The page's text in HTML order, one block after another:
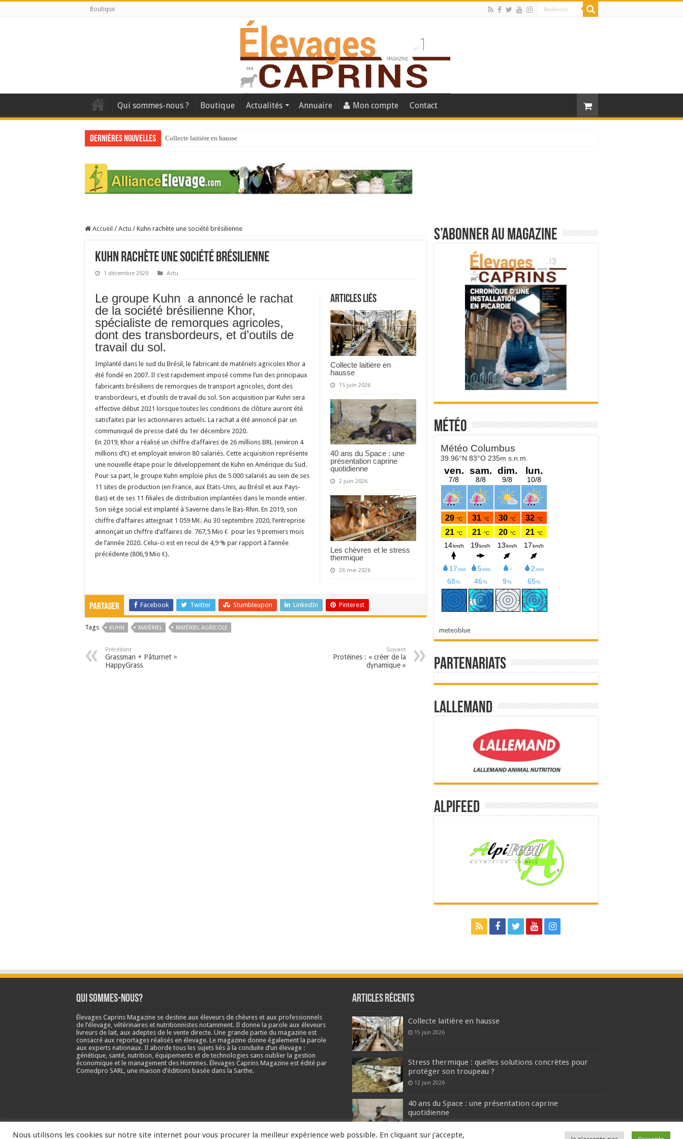
Boutique
Qui sommes-nous ? Boutique Actualités Annuaire Mon compte Contact
Dernières nouvelles Collecte laitière en hausse
40 ans du Space : une présentation caprine quotidienne
Les chèvres et le stress thermique
Accueil / Actu / Kuhn rachète une société brésilienne
Kuhn rachète une société brésilienne
1 décembre 2020 Actu
Articles liés
Collecte laitière en
hausse
15 juin 2026
40 ans du Space : une
présentation caprine
quotidienne
2 juin 2026
Les chèvres et le stress
thermique
26 mai 2026
Le groupe Kuhn a annoncé le rachat
de la société brésilienne Khor,
spécialiste de remorques agricoles,
dont des transbordeurs, et d’outils de
travail du sol.
Implanté dans le sud du Brésil, le fabricant de matériels agricoles Khor a
été fondé en 2007. Il s’est rapidement imposé comme l’un des principaux
fabricants brésiliens de remorques de transport agricoles, dont des
transbordeurs, et d’outils de travail du sol. Son acquisition par Kuhn sera
effective début 2021 lorsque toutes les conditions de clôture auront été
satisfaites par les actionnaires actuels. La rachat a été annoncé par un
communiqué de presse daté du 1er décembre 2020.
En 2019, Khor a réalisé un chiffre d’affaires de 26 millions BRL (environ 4
millions d’€) et employait environ 80 salariés. Cette acquisition représente
une nouvelle étape pour le développement de Kuhn en Amérique du Sud.
Pour sa part, le groupe Kuhn emploie plus de 5 000 salariés au sein de ses
11 sites de production (en France, aux Etats-Unis, au Brésil et aux Pays-
Bas) et de ses 11 filiales de distribution implantées dans le monde entier.
Son siège social est implanté à Saverne dans le Bas-Rhin. En 2019, son
chiffre d’affaires atteignait 1 059 M€. Au 30 septembre 2020, l’entreprise
annonçait un chiffre d’affaires de 767,5 Mio € pour les 9 premiers mois
de l’année 2020. Celui-ci est en recul de 4,9 % par rapport à l’année
précédente (806,9 Mio €).
Partager Facebook Twitter Stumbleupon LinkedIn Pinterest
Tags KUHN MATÉRIEL MATÉRIEL AGRICOLE
Précédent
Grassman + Pâturnet =
HappyGrass
Suivant
Protéines : « créer de la
dynamique »
S’abonner au magazine
Météo
meteoblue
Partenariats
Lallemand
Alpifeed
Qui sommes-nous?
Élevages Caprins Magazine se destine aux éleveurs de chèvres et aux professionnels
de l’élevage, vétérinaires et nutritionnistes notamment. Il donne la parole aux éleveurs
livreurs de lait, aux adeptes de le vente directe. Une grande partie du magazine est
consacré aux reportages réalisés en élevage. Le magazine donne également la parole
aux experts nationaux. Il aborde tous les sujets liés à la conduite d’un élevage :
génétique, santé, nutrition, équipements et de technologies sans oublier la gestion
économique et le management des Hommes. Élevages Caprins Magazine est édité par
Comedpro SARL, une maison d’éditions basée dans la Sarthe.
Articles récents
Collecte laitière en hausse
15 juin 2026
Stress thermique : quelles solutions concrètes pour
protéger son troupeau ?
12 juin 2026
40 ans du Space : une présentation caprine
quotidienne
2 juin 2026
Nous utilisons les cookies sur notre site internet pour vous procurer la meilleur expérience web possible. En cliquant sur j'accepte,